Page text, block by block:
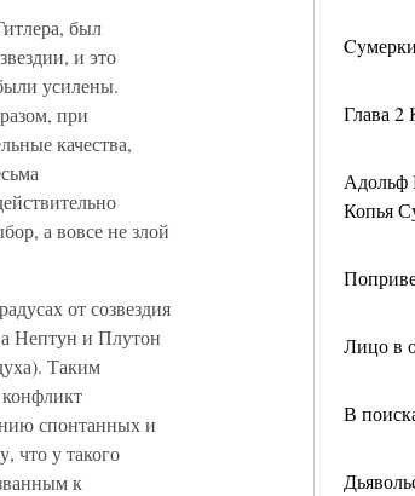
Глава 2
Адольф
Копья
Лицо в
В
был
и это
усилены.
при
качества,
а вовсе не злой
от созвездия
а Нептун и Плутон
Таким
спонтанных и
что у такого
к